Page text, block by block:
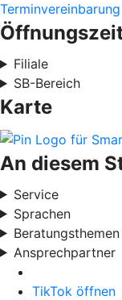
Terminvereinbarung
Filiale
SB-Bereich
Karte
An diesem
Service
Sprachen
Beratungsthemen
Ansprechpartner
TikTok öffnen